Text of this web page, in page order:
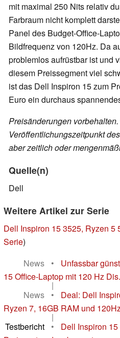
mit maximal 250 Nits relativ
Farbraum nicht komplett
Panel des Budget-Office-
Bildfrequenz von 120Hz. Da
problemlos aufrüstbar ist und
diesem Preissegment viel
ist das Dell Inspiron 15 zum
Euro ein durchaus
Preisänderungen
Veröffentlichungszeitpunkt
aber zeitlich oder
Quelle(n)
Dell
Weitere Artikel zur Serie
Dell Inspiron 15 3525, Ryzen 5
Serie)
News
•
Unfassbar
15 Office-Laptop mit 120 Hz
|
News
•
Deal: Dell
Ryzen 7, 16GB RAM und
|
Testbericht
•
Dell Inspiron